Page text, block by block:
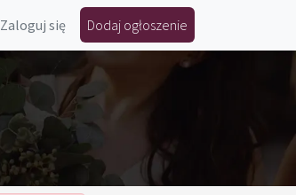
Zaloguj się Dodaj ogłoszenie